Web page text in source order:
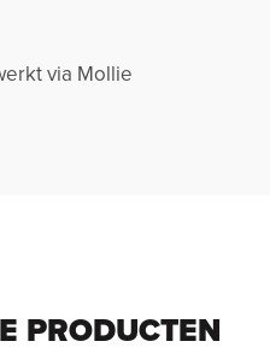
via Mollie
PRODUCTEN